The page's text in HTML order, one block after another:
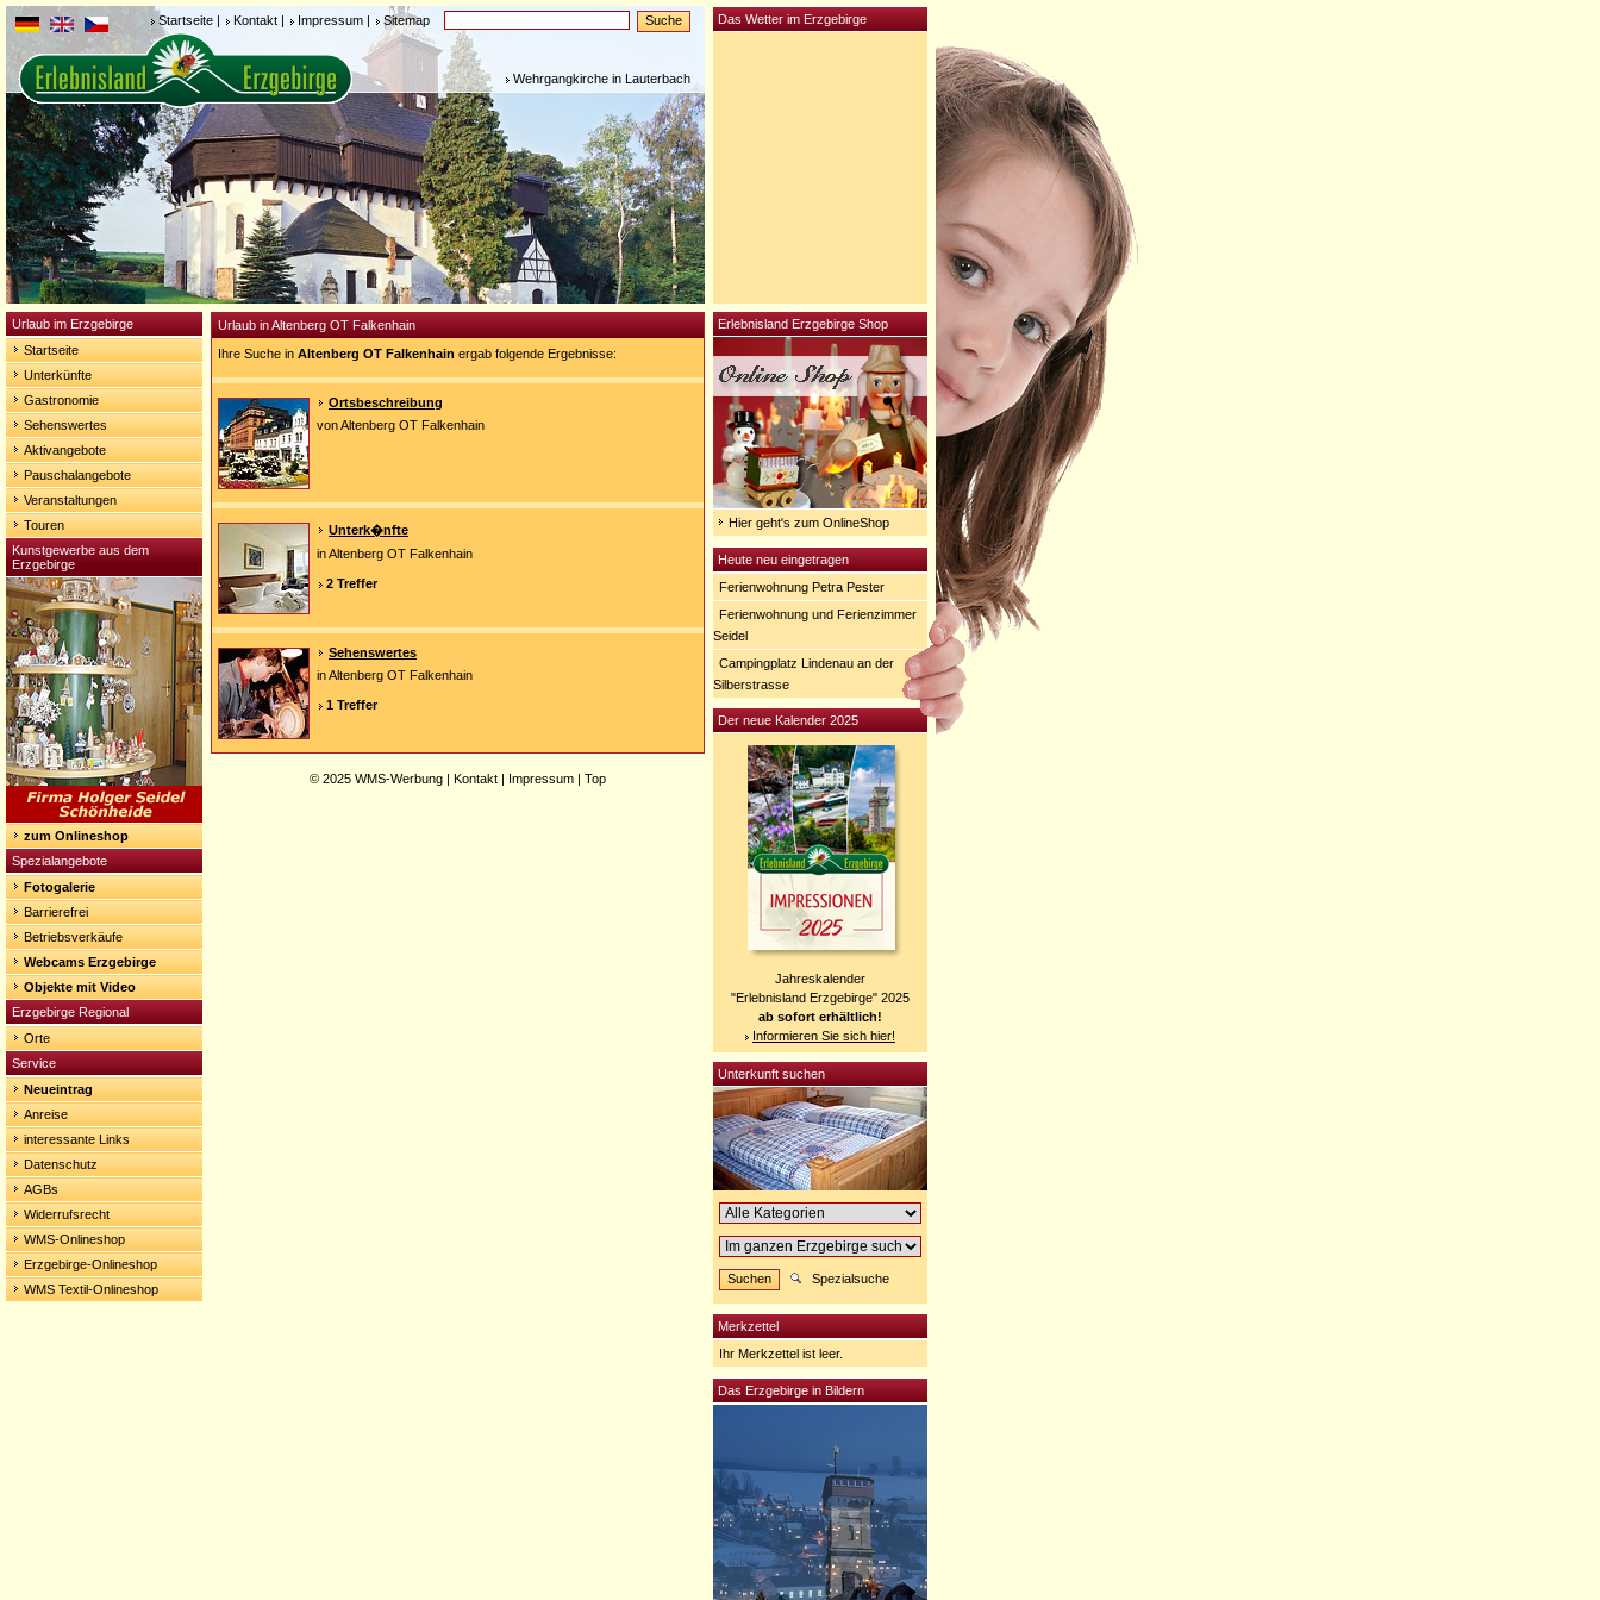
Startseite | Kontakt | Impressum | Sitemap
Wehrgangkirche in Lauterbach
Urlaub im Erzgebirge
Startseite
Unterkünfte
Gastronomie
Sehenswertes
Aktivangebote
Pauschalangebote
Veranstaltungen
Touren
Kunstgewerbe aus dem
Erzgebirge
zum Onlineshop
Spezialangebote
Fotogalerie
Barrierefrei
Betriebsverkäufe
Webcams Erzgebirge
Objekte mit Video
Erzgebirge Regional
Orte
Service
Neueintrag
Anreise
interessante Links
Datenschutz
AGBs
Widerrufsrecht
WMS-Onlineshop
Erzgebirge-Onlineshop
WMS Textil-Onlineshop
Urlaub in Altenberg OT Falkenhain
Ihre Suche in Altenberg OT Falkenhain ergab folgende Ergebnisse:
Ortsbeschreibung
von Altenberg OT Falkenhain
Unterk�nfte
in Altenberg OT Falkenhain
2 Treffer
Sehenswertes
in Altenberg OT Falkenhain
1 Treffer
© 2025 WMS-Werbung | Kontakt | Impressum | Top
Erlebnisland Erzgebirge Shop
Hier geht's zum OnlineShop
Heute neu eingetragen
Ferienwohnung Petra Pester
Ferienwohnung und Ferienzimmer
Seidel
Campingplatz Lindenau an der
Silberstrasse
Der neue Kalender 2025
Jahreskalender
"Erlebnisland Erzgebirge" 2025
ab sofort erhältlich!
Informieren Sie sich hier!
Unterkunft suchen
Spezialsuche
Merkzettel
Ihr Merkzettel ist leer.
Das Erzgebirge in Bildern
Das Wetter im Erzgebirge